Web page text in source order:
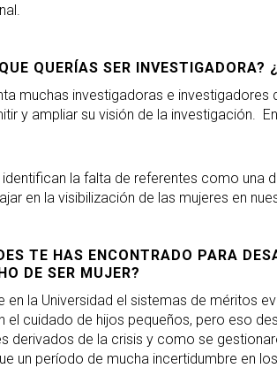
QUERÍAS SER INVESTIGADORA?
muchas investigadoras e
y ampliar su visión de la investigación.
la falta de referentes como una
en la visibilización de las mujeres en
TE HAS ENCONTRADO PARA
DE SER MUJER?
en la Universidad el sistemas de méritos
el cuidado de hijos pequeños, pero eso
derivados de la crisis y como se
un período de mucha incertidumbre en